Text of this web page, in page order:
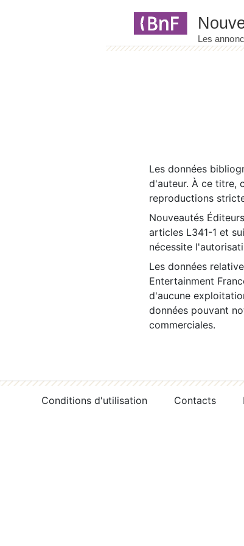
Les données
d'auteur. À ce titre,
reproductions
Nouveautés
articles L341-1 et
nécessite
Les données
Entertainment
d'aucune
données pouvant
commerciales.
Conditions d'utilisation Contacts